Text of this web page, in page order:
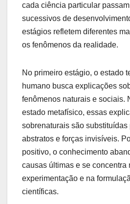
cada ciência particular
sucessivos de
estágios refletem diferentes
os fenômenos da realidade.
No primeiro estágio, o estado
humano busca explicações
fenômenos naturais e sociais.
estado metafísico, essas
sobrenaturais são substituídas
abstratos e forças invisíveis.
positivo, o conhecimento
causas últimas e se concentra
experimentação e na
científicas.